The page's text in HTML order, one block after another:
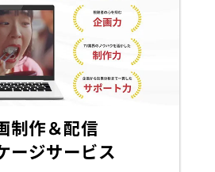
制作＆配信
ージサービス